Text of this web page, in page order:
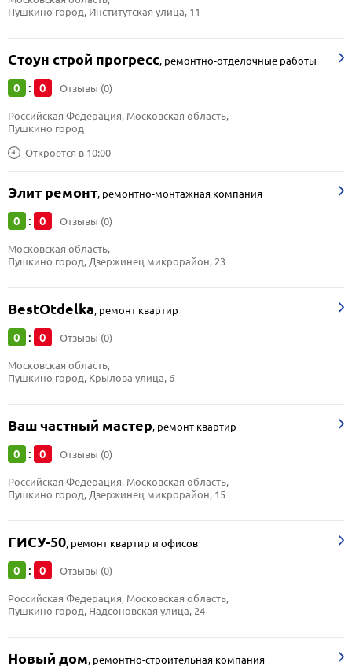
Пушкино город, Институтская улица, 11
Стоун строй прогресс, ремонтно-отделочные работы
0 : 0 Отзывы (0)
Откроется в 10:00
Российская Федерация, Московская область,
Пушкино город
Элит ремонт, ремонтно-монтажная компания
0 : 0 Отзывы (0)
Московская область,
Пушкино город, Дзержинец микрорайон, 23
BestOtdelka, ремонт квартир
0 : 0 Отзывы (0)
Московская область,
Пушкино город, Крылова улица, 6
Ваш частный мастер, ремонт квартир
0 : 0 Отзывы (0)
Российская Федерация, Московская область,
Пушкино город, Дзержинец микрорайон, 15
ГИСУ-50, ремонт квартир и офисов
0 : 0 Отзывы (0)
Российская Федерация, Московская область,
Пушкино город, Надсоновская улица, 24
Новый дом, ремонтно-строительная компания